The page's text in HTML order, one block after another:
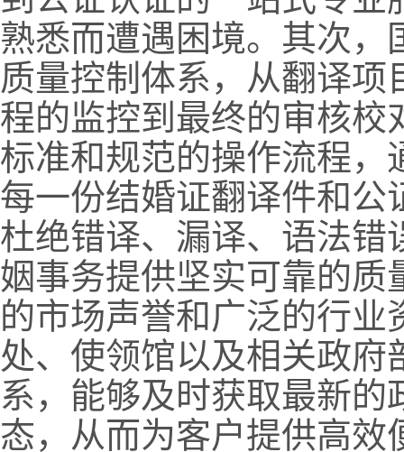
熟悉而遭遇困境。其次
质量控制体系，从翻译
程的监控到最终的审核校
标准和规范的操作流程，
每一份结婚证翻译件和公
杜绝错译、漏译、语法错
姻事务提供坚实可靠的质
的市场声誉和广泛的行
处、使领馆以及相关政
系，能够及时获取最新
态，从而为客户提供高